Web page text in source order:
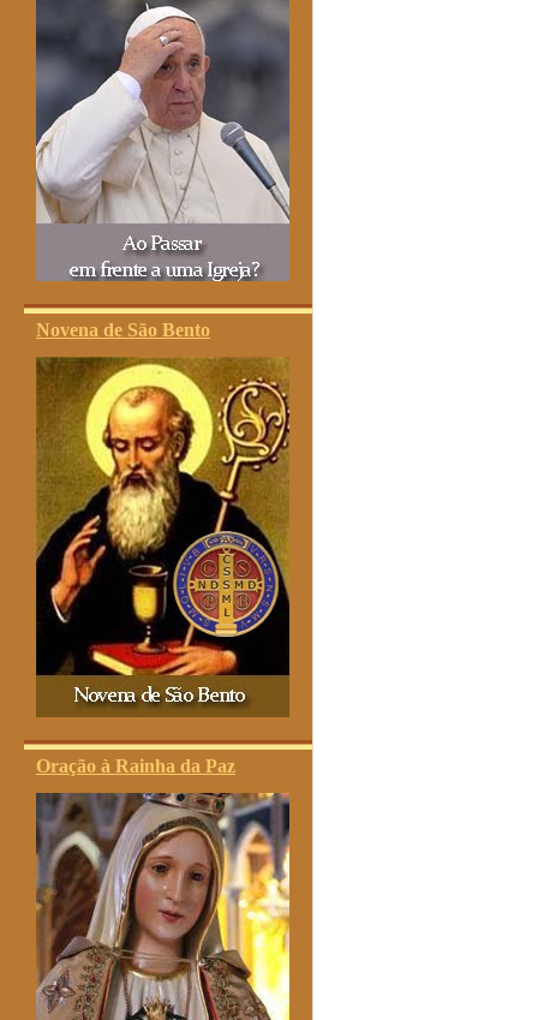
Novena de São Bento
Oração à Rainha da Paz